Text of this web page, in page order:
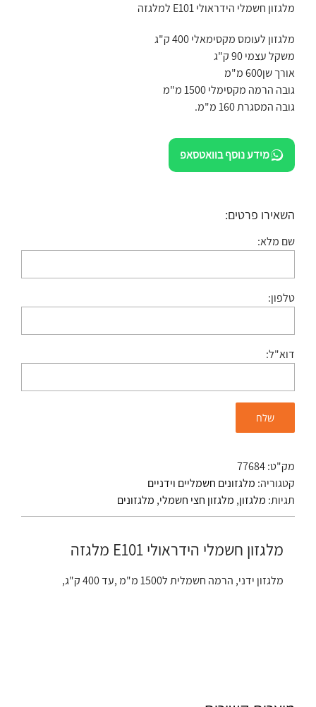
מלגזון חשמלי הידראולי E101 למלגזה
מלגזון לעומס מקסימאלי 400 ק"ג
משקל עצמי 90 ק"ג
אורך שן600 מ"מ
גובה הרמה מקסימלי 1500 מ"מ
גובה המסגרת 160 מ"מ.
מידע נוסף בוואטסאפ
השאירו פרטים:
שם מלא:
טלפון:
דוא"ל:
מק"ט:77684
קטגוריה: מלגזונים חשמליים וידניים
תגיות: מלגזון, מלגזון חצי חשמלי, מלגזונים
מלגזון חשמלי הידראולי E101 מלגזה
מלגזון ידני, הרמה חשמלית ל1500 מ"מ ,עד 400 ק"ג,